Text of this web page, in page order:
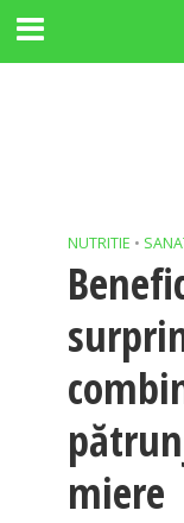
NUTRITIE •
miere